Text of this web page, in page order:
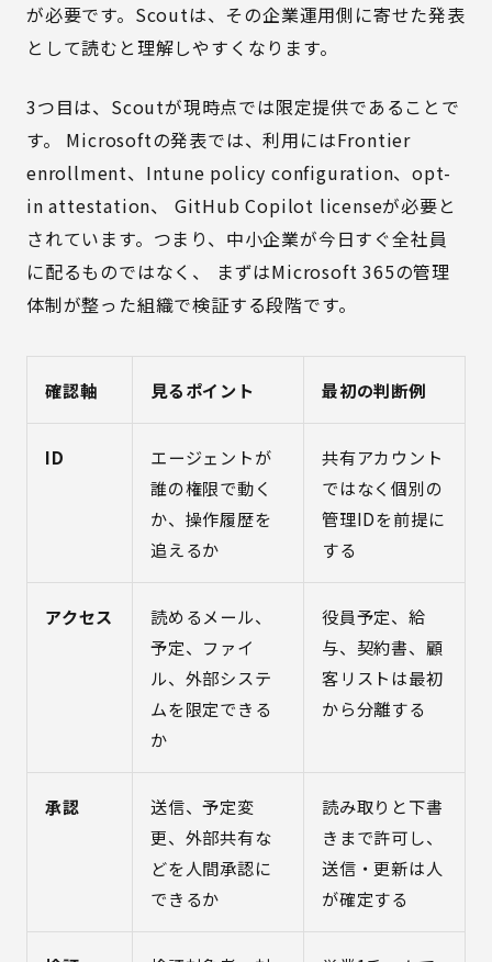
が必要です。Scoutは、その企業運用側に寄せた発表
として読むと理解しやすくなります。
3つ目は、Scoutが現時点では限定提供であることで
す。 Microsoftの発表では、利用にはFrontier
enrollment、Intune policy configuration、opt-
in attestation、 GitHub Copilot licenseが必要と
されています。つまり、中小企業が今日すぐ全社員
に配るものではなく、 まずはMicrosoft 365の管理
体制が整った組織で検証する段階です。
確認軸 見るポイント 最初の判断例
ID
エージェントが
誰の権限で動く
か、操作履歴を
追えるか
共有アカウント
ではなく個別の
管理IDを前提に
する
アクセス
読めるメール、
予定、ファイ
ル、外部システ
ムを限定できる
か
役員予定、給
与、契約書、顧
客リストは最初
から分離する
承認
送信、予定変
更、外部共有な
どを人間承認に
できるか
読み取りと下書
きまで許可し、
送信・更新は人
が確定する